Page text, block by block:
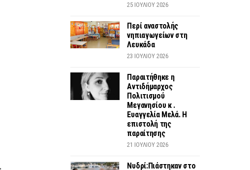
25 ΙΟΥΛΊΟΥ 2026
Περί αναστολής
νηπιαγωγείων στη
Λευκάδα
23 ΙΟΥΛΊΟΥ 2026
Παραιτήθηκε η
Αντιδήμαρχος
Πολιτισμού
Μεγανησίου κ .
Ευαγγελία Μελά. Η
επιστολή της
παραίτησης
21 ΙΟΥΛΊΟΥ 2026
Νυδρί:Πιάστηκαν στο